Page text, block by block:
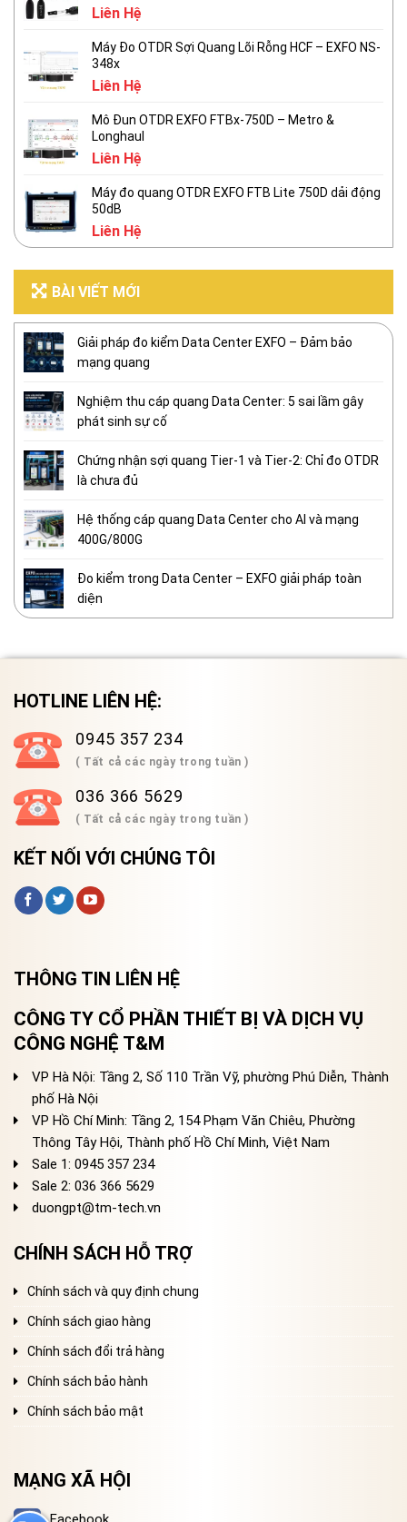
Liên Hệ
Máy Đo OTDR Sợi Quang Lõi Rỗng HCF – EXFO NS-
348x
Liên Hệ
Mô Đun OTDR EXFO FTBx-750D – Metro &
Longhaul
Liên Hệ
Máy đo quang OTDR EXFO FTB Lite 750D dải động
50dB
Liên Hệ
BÀI VIẾT MỚI
Giải pháp đo kiểm Data Center EXFO – Đảm bảo
mạng quang
Nghiệm thu cáp quang Data Center: 5 sai lầm gây
phát sinh sự cố
Chứng nhận sợi quang Tier-1 và Tier-2: Chỉ đo OTDR
là chưa đủ
Hệ thống cáp quang Data Center cho AI và mạng
400G/800G
Đo kiểm trong Data Center – EXFO giải pháp toàn
diện
HOTLINE LIÊN HỆ:
0945 357 234
( Tất cả các ngày trong tuần )
036 366 5629
( Tất cả các ngày trong tuần )
KẾT NỐI VỚI CHÚNG TÔI
THÔNG TIN LIÊN HỆ
CÔNG TY CỔ PHẦN THIẾT BỊ VÀ DỊCH VỤ
CÔNG NGHỆ T&M
VP Hà Nội: Tầng 2, Số 110 Trần Vỹ, phường Phú Diễn, Thành
phố Hà Nội
VP Hồ Chí Minh: Tầng 2, 154 Phạm Văn Chiêu, Phường
Thông Tây Hội, Thành phố Hồ Chí Minh, Việt Nam
Sale 1: 0945 357 234
Sale 2: 036 366 5629
duongpt@tm-tech.vn
CHÍNH SÁCH HỖ TRỢ
Chính sách và quy định chung
Chính sách giao hàng
Chính sách đổi trả hàng
Chính sách bảo hành
Chính sách bảo mật
MẠNG XÃ HỘI